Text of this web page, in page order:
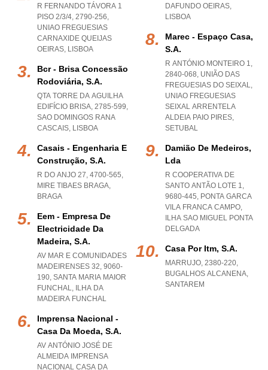
R FERNANDO TÁVORA 1
PISO 2/3/4, 2790-256,
UNIAO FREGUESIAS
CARNAXIDE QUEIJAS
OEIRAS, LISBOA
Bcr - Brisa Concessão
Rodoviária, S.a.
QTA TORRE DA AGUILHA
EDIFÍCIO BRISA, 2785-599,
SAO DOMINGOS RANA
CASCAIS, LISBOA
Casais - Engenharia E
Construção, S.a.
R DO ANJO 27, 4700-565,
MIRE TIBAES BRAGA,
BRAGA
Eem - Empresa De
Electricidade Da
Madeira, S.a.
AV MAR E COMUNIDADES
MADEIRENSES 32, 9060-
190, SANTA MARIA MAIOR
FUNCHAL, ILHA DA
MADEIRA FUNCHAL
Imprensa Nacional -
Casa Da Moeda, S.a.
AV ANTÓNIO JOSÉ DE
ALMEIDA IMPRENSA
NACIONAL CASA DA
DAFUNDO OEIRAS,
LISBOA
Marec - Espaço Casa,
S.a.
R ANTÓNIO MONTEIRO 1,
2840-068, UNIÃO DAS
FREGUESIAS DO SEIXAL,
UNIAO FREGUESIAS
SEIXAL ARRENTELA
ALDEIA PAIO PIRES,
SETUBAL
Damião De Medeiros,
Lda
R COOPERATIVA DE
SANTO ANTÃO LOTE 1,
9680-445, PONTA GARCA
VILA FRANCA CAMPO,
ILHA SAO MIGUEL PONTA
DELGADA
Casa Por Itm, S.a.
MARRUJO, 2380-220,
BUGALHOS ALCANENA,
SANTAREM